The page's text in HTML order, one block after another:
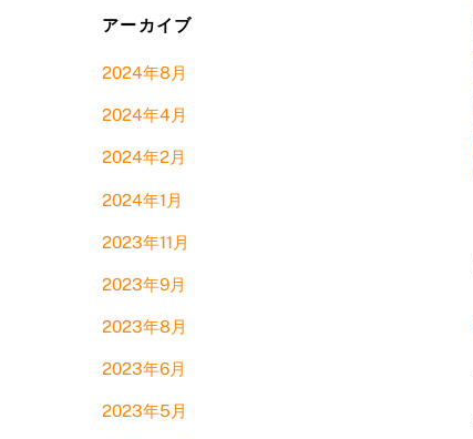
アーカイブ
2024年8月
2024年4月
2024年2月
2024年1月
2023年11月
2023年9月
2023年8月
2023年6月
2023年5月